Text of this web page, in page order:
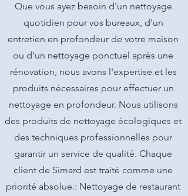
Que vous ayez besoin d'un nettoyage
quotidien pour vos bureaux, d'un
entretien en profondeur de votre maison
ou d'un nettoyage ponctuel après une
rénovation, nous avons l'expertise et les
produits nécessaires pour effectuer un
nettoyage en profondeur. Nous utilisons
des produits de nettoyage écologiques et
des techniques professionnelles pour
garantir un service de qualité. Chaque
client de Simard est traité comme une
priorité absolue.: Nettoyage de restaurant